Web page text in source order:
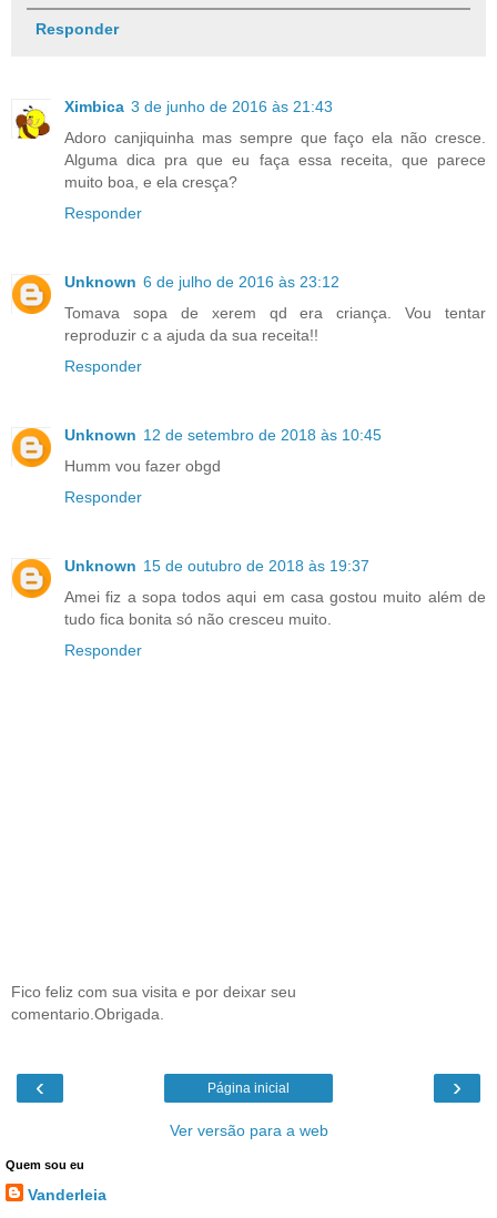
Responder
Ximbica 3 de junho de 2016 às 21:43
Adoro canjiquinha mas sempre que faço ela não cresce.
Alguma dica pra que eu faça essa receita, que parece
muito boa, e ela cresça?
Responder
Unknown 6 de julho de 2016 às 23:12
Tomava sopa de xerem qd era criança. Vou tentar
reproduzir c a ajuda da sua receita!!
Responder
Unknown 12 de setembro de 2018 às 10:45
Humm vou fazer obgd
Responder
Unknown 15 de outubro de 2018 às 19:37
Amei fiz a sopa todos aqui em casa gostou muito além de
tudo fica bonita só não cresceu muito.
Responder
Fico feliz com sua visita e por deixar seu
comentario.Obrigada.
‹ ›
Página inicial
Ver versão para a web
Quem sou eu
Vanderleia